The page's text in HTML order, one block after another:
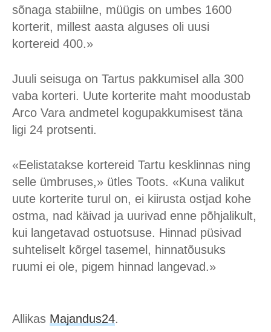
sõnaga stabiilne, müügis on umbes 1600
korterit, millest aasta alguses oli uusi
kortereid 400.»
Juuli seisuga on Tartus pakkumisel alla 300
vaba korteri. Uute korterite maht moodustab
Arco Vara andmetel kogupakkumisest täna
ligi 24 protsenti.
«Eelistatakse kortereid Tartu kesklinnas ning
selle ümbruses,» ütles Toots. «Kuna valikut
uute korterite turul on, ei kiirusta ostjad kohe
ostma, nad käivad ja uurivad enne põhjalikult,
kui langetavad ostuotsuse. Hinnad püsivad
suhteliselt kõrgel tasemel, hinnatõusuks
ruumi ei ole, pigem hinnad langevad.»
Allikas Majandus24.